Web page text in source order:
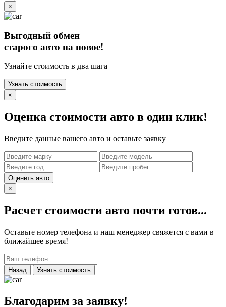
×
Выгодный обмен
старого авто на новое!
Узнайте стоимость в два шага
Узнать стоимость
×
Оценка стоимости авто в один клик!
Введите данные вашего авто и оставьте заявку
Оценить авто
×
Расчет стоимости авто почти готов...
Оставьте номер телефона и наш менеджер свяжется с вами в
ближайшее время!
Назад Узнать стоимость
Благодарим за заявку!